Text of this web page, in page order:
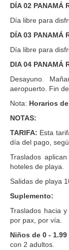
DÍA 02 PANAMÁ
Día libre para
DÍA 03 PANAMÁ
Día libre para
DIA 04 PANAMÁ
Desayuno.
aeropuerto. Fin
Nota: Horarios
NOTAS:
TARIFA: Esta
día del pago,
Traslados
hoteles de playa.
Salidas de playa
Suplemento:
Traslados hacia
por pax, por vía.
Niños de 0 -
con 2 adultos.